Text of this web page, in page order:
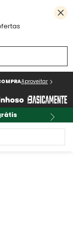
Aproveitar